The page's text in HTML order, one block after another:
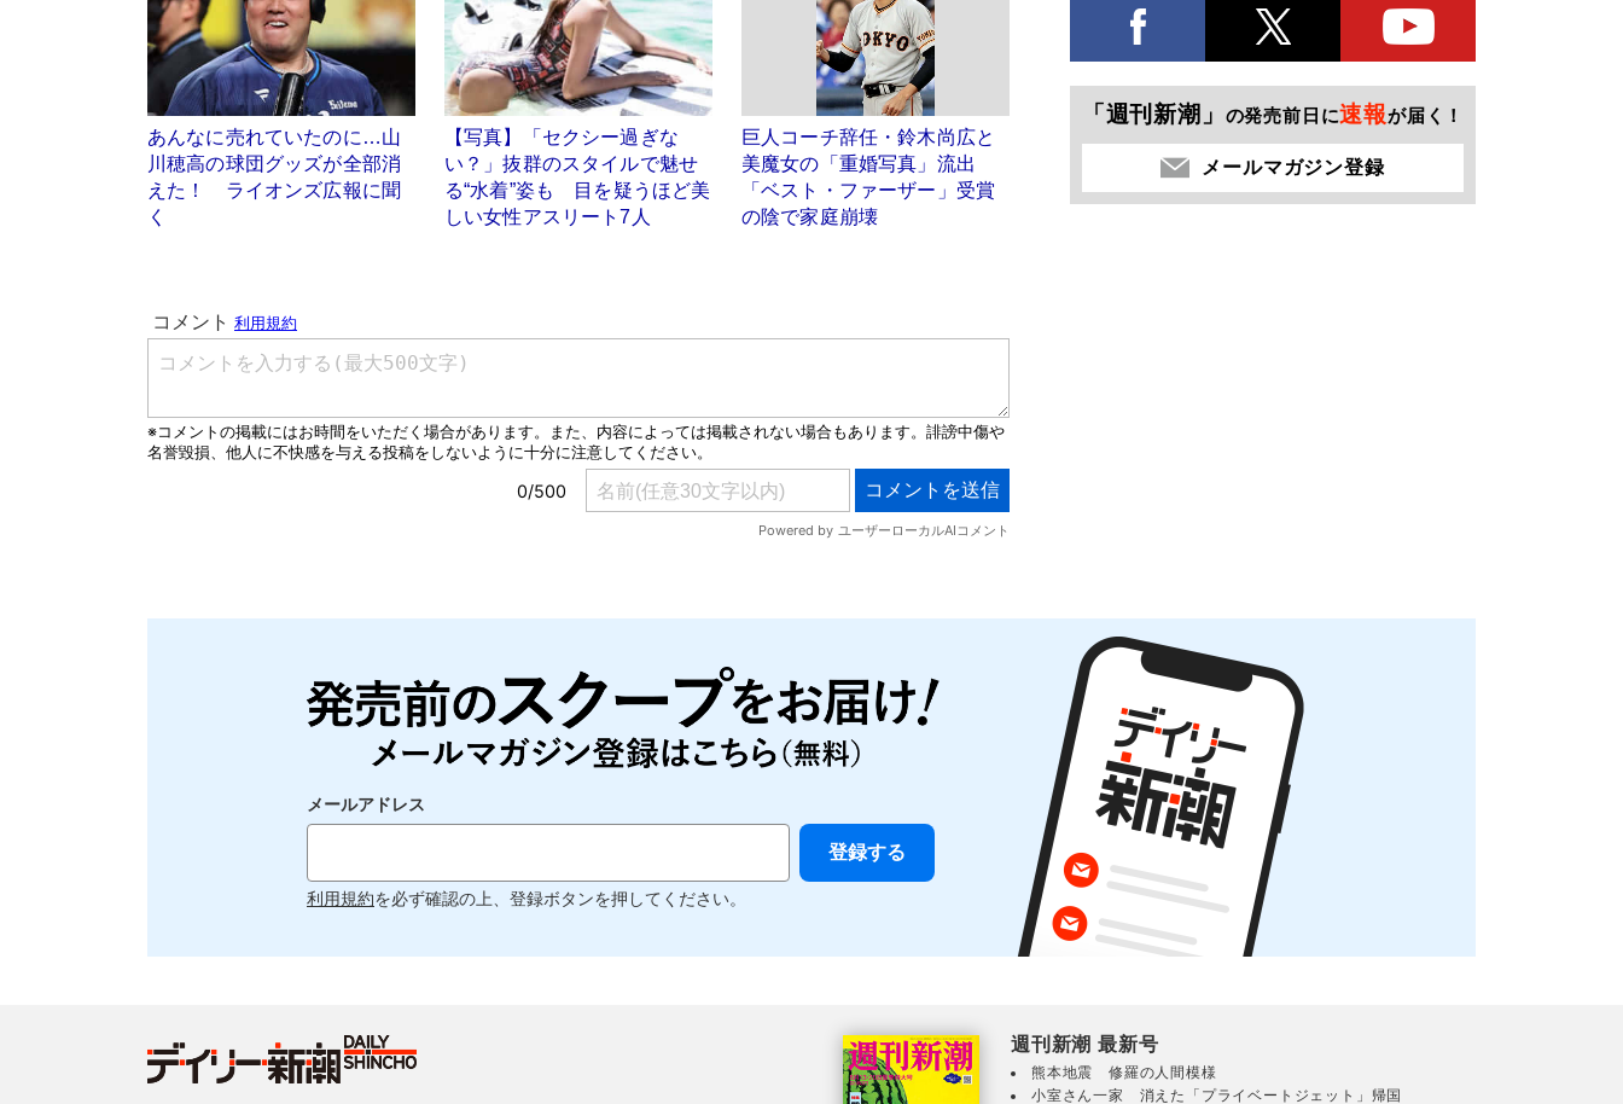
あんなに売れていたのに…山
川穂高の球団グッズが全部消
えた！ ライオンズ広報に聞
く
【写真】「セクシー過ぎな
い？」抜群のスタイルで魅せ
る“水着”姿も 目を疑うほど美
しい女性アスリート7人
巨人コーチ辞任・鈴木尚広と
美魔女の「重婚写真」流出
「ベスト・ファーザー」受賞
の陰で家庭崩壊
「週刊新潮」 の発売前日に速報が届く！
メールマガジン登録
メールアドレス
利用規約を必ず確認の上、登録ボタンを押してください。
週刊新潮 最新号
熊本地震 修羅の人間模様
小室さん一家 消えた「プライベートジェット」帰国